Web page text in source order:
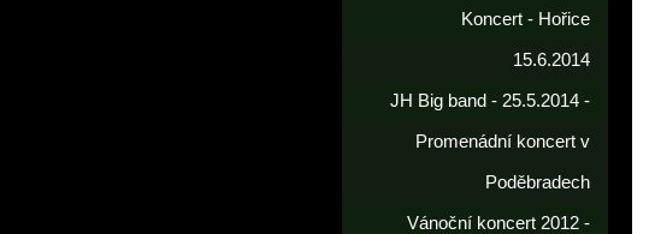
Koncert - Hořice
15.6.2014
JH Big band - 25.5.2014 -
Promenádní koncert v
Poděbradech
Vánoční koncert 2012 -